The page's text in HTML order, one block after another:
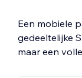
Een mobiele
gedeeltelijke
maar een